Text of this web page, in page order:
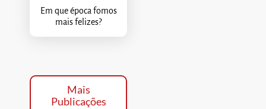
Em que época fomos
mais felizes?
Mais
Publicações